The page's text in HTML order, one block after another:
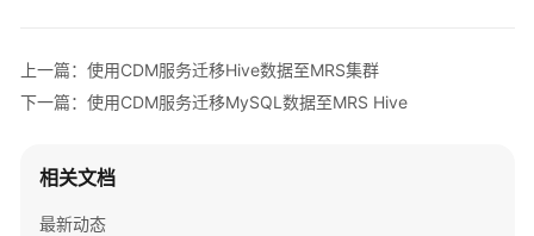
域
权
上一篇：使用CDM服务迁移Hive数据至MRS集群
下一篇：使用CDM服务迁移MySQL数据至MRS Hive
相关文档
最新动态